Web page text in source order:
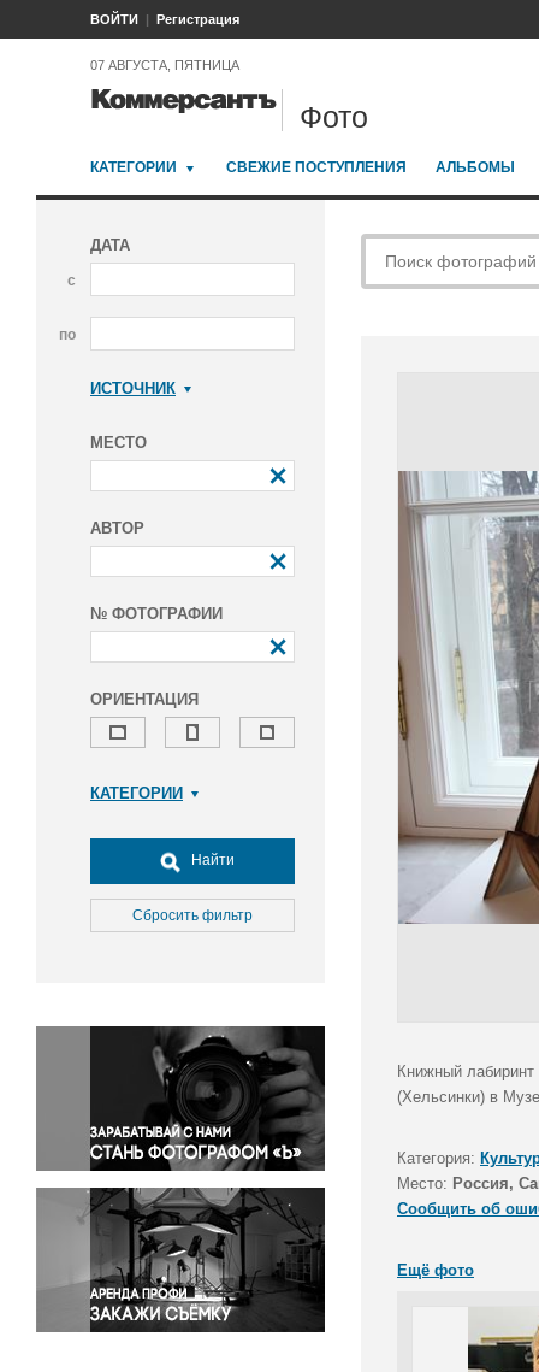
ВОЙТИ Регистрация
07 АВГУСТА, ПЯТНИЦА
Фото
КАТЕГОРИИ СВЕЖИЕ ПОСТУПЛЕНИЯ АЛЬБОМЫ
ДАТА
с
по
ИСТОЧНИК
МЕСТО
АВТОР
№ ФОТОГРАФИИ
ОРИЕНТАЦИЯ
КАТЕГОРИИ
Досуг, туризм и отдых
Культура
Медицина
Окружающая среда
Политика
Правосудие
Происшествия и конфликты
Религия
Светская жизнь
Спорт
Экология
Экономика и бизнес
Найти
Сбросить фильтр
Книжный
(Хельсинки) в
Категория:
Место: Россия,
Сообщить об
Ещё фото